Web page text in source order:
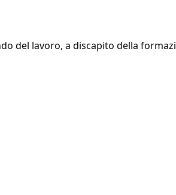
del lavoro, a discapito della